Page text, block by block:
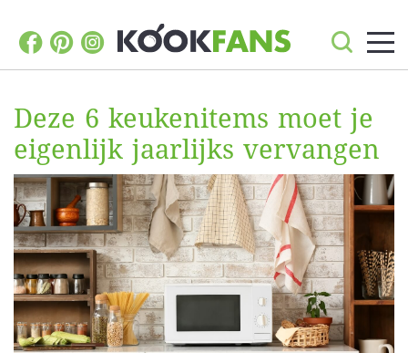
Deze 6 keukenitems moet je
eigenlijk jaarlijks vervangen